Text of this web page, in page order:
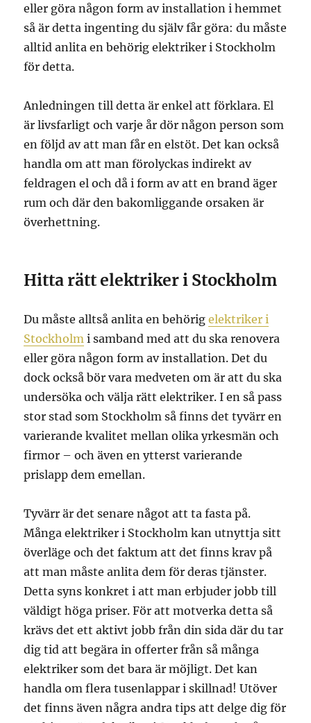
eller göra någon form av installation i hemmet
så är detta ingenting du själv får göra: du måste
alltid anlita en behörig elektriker i Stockholm
för detta.
Anledningen till detta är enkel att förklara. El
är livsfarligt och varje år dör någon person som
en följd av att man får en elstöt. Det kan också
handla om att man förolyckas indirekt av
feldragen el och då i form av att en brand äger
rum och där den bakomliggande orsaken är
överhettning.
Hitta rätt elektriker i Stockholm
Du måste alltså anlita en behörigelektriker i
Stockholm i samband med att du ska renovera
eller göra någon form av installation. Det du
dock också bör vara medveten om är att du ska
undersöka och välja rätt elektriker. I en så pass
stor stad som Stockholm så finns det tyvärr en
varierande kvalitet mellan olika yrkesmän och
firmor – och även en ytterst varierande
prislapp dem emellan.
Tyvärr är det senare något att ta fasta på.
Många elektriker i Stockholm kan utnyttja sitt
överläge och det faktum att det finns krav på
att man måste anlita dem för deras tjänster.
Detta syns konkret i att man erbjuder jobb till
väldigt höga priser. För att motverka detta så
krävs det ett aktivt jobb från din sida där du tar
dig tid att begära in offerter från så många
elektriker som det bara är möjligt. Det kan
handla om flera tusenlappar i skillnad! Utöver
det finns även några andra tips att delge dig för